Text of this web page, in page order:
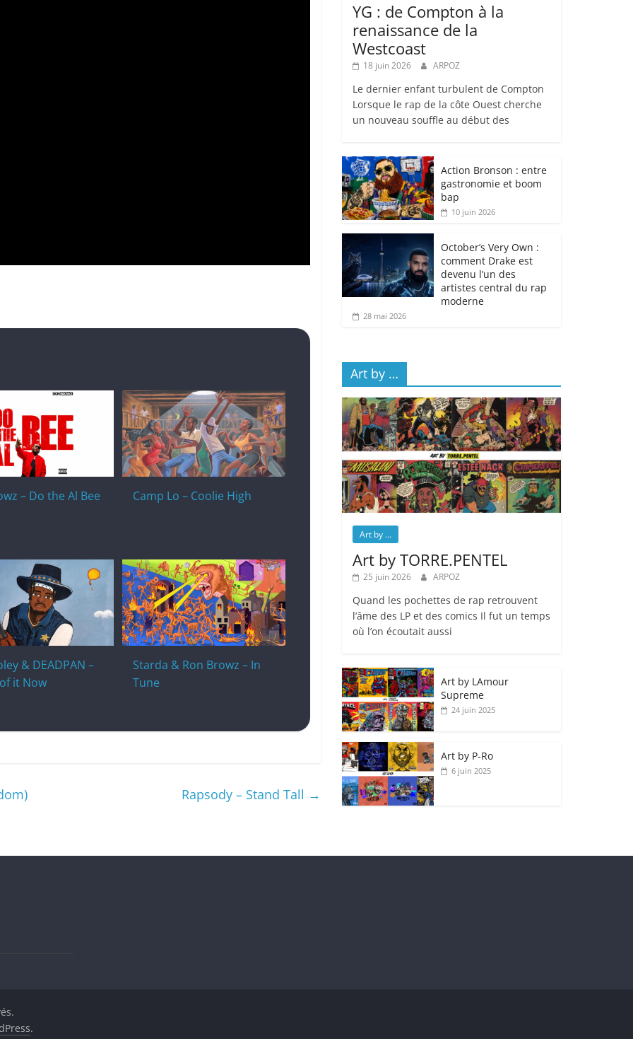
– Do the Al Bee Camp Lo – Coolie High
& DEADPAN –
it Now
Starda & Ron Browz – In
Tune
Rapsody – Stand Tall →
YG : de Compton à la
renaissance de la
Westcoast
18 juin 2026 ARPOZ
Le dernier enfant turbulent de Compton
Lorsque le rap de la côte Ouest cherche
un nouveau souffle au début des
Action Bronson : entre
gastronomie et boom
bap
10 juin 2026
October’s Very Own :
comment Drake est
devenu l’un des
artistes central du rap
moderne
28 mai 2026
Art by …
Art by ...
Art by TORRE.PENTEL
25 juin 2026 ARPOZ
Quand les pochettes de rap retrouvent
l’âme des LP et des comics Il fut un temps
où l’on écoutait aussi
Art by LAmour
Supreme
24 juin 2025
Art by P‑Ro
6 juin 2025
.